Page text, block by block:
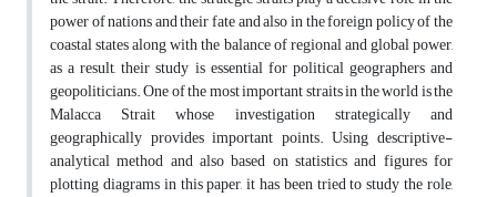
power of nations and their fate and also in the foreign policy of the
coastal states along with the balance of regional and global power,
as a result, their study is essential for political geographers and
geopoliticians. One of the most important straits in the world is the
Malacca Strait whose investigation strategically and
geographically provides important points. Using descriptive-
analytical method and also based on statistics and figures for
plotting diagrams in this paper, it has been tried to study the role,